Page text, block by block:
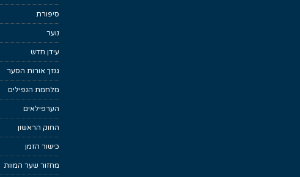
סיפורת
נוער
עידן חדש
גנזך אורות הסער
מלחמת הנפילים
הערפילאים
החוק הראשון
כישור הזמן
מחזור שער המוות